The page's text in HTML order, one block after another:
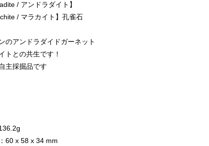
/ アンドラダイト】
/ マラカイト】孔雀石
のアンドラダイドガーネット
トとの共生です！
主採掘品です
60 x 58 x 34 mm